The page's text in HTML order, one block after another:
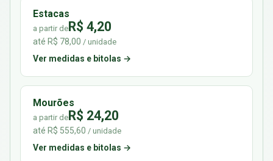
Estacas
a partir deR$ 4,20
até R$ 78,00 / unidade
Ver medidas e bitolas →
Mourões
a partir deR$ 24,20
até R$ 555,60 / unidade
Ver medidas e bitolas →